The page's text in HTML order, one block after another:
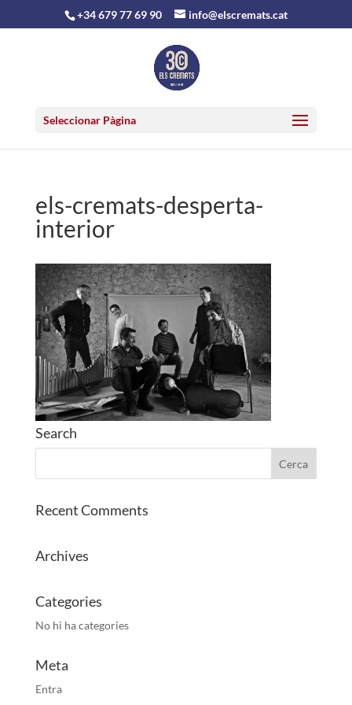
+34 679 77 69 90 info@elscremats.cat
Seleccionar Pàgina
els-cremats-desperta-
interior
Search
Recent Comments
Archives
Categories
No hi ha categories
Meta
Entra